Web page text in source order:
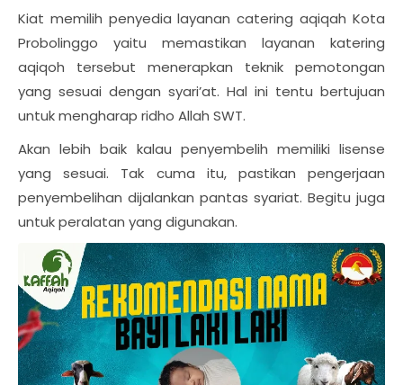
Kiat memilih penyedia layanan catering aqiqah Kota
Probolinggo yaitu memastikan layanan katering
aqiqoh tersebut menerapkan teknik pemotongan
yang sesuai dengan syari’at. Hal ini tentu bertujuan
untuk mengharap ridho Allah SWT.
Akan lebih baik kalau penyembelih memiliki lisense
yang sesuai. Tak cuma itu, pastikan pengerjaan
penyembelihan dijalankan pantas syariat. Begitu juga
untuk peralatan yang digunakan.